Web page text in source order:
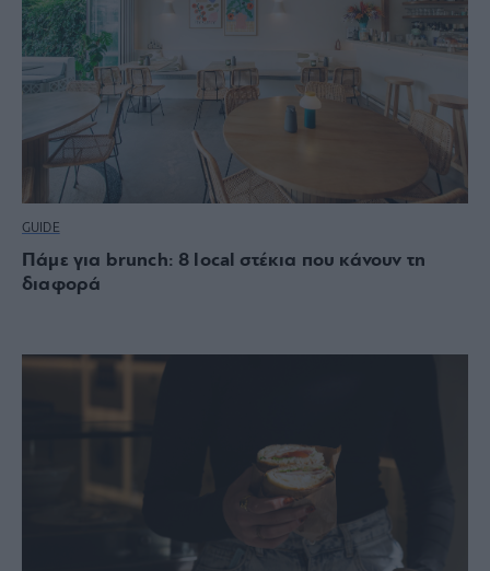
GUIDE
Πάμε για brunch: 8 local στέκια που κάνουν τη
διαφορά